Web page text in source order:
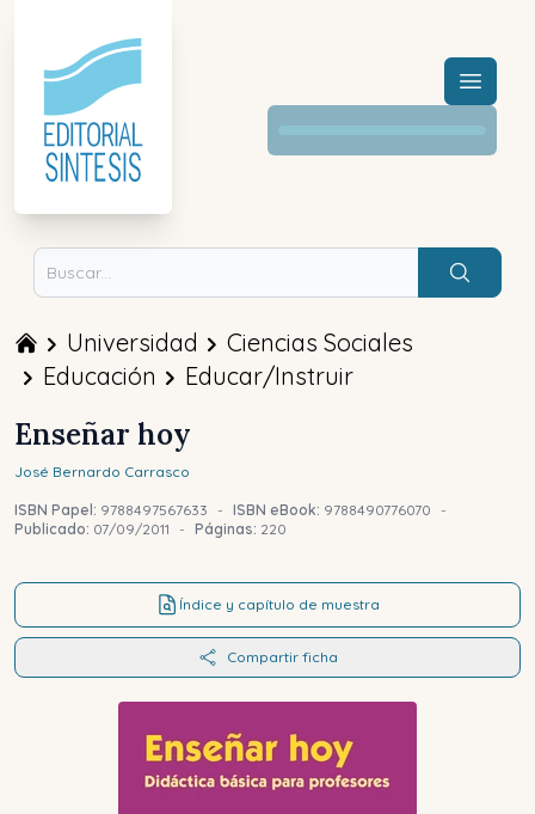
Menú
Buscar
Universidad
Ciencias Sociales
Educación
Educar/Instruir
Enseñar hoy
José Bernardo Carrasco
ISBN Papel: 9788497567633 - ISBN eBook: 9788490776070
-
Publicado: 07/09/2011 - Páginas: 220
Índice y capítulo de muestra
Compartir ficha